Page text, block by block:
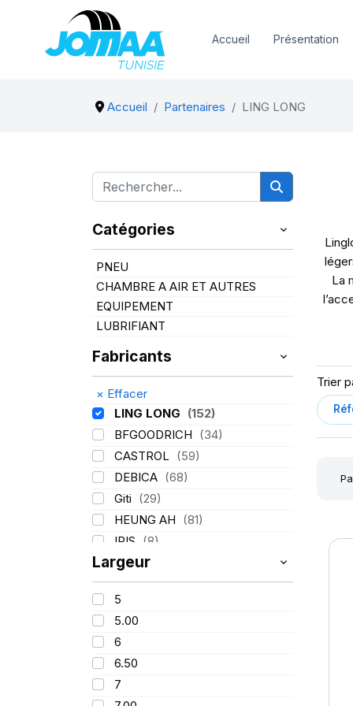
Accueil Présentation
Accueil Partenaires LING LONG
Catégories
PNEU
CHAMBRE A AIR ET AUTRES
EQUIPEMENT
LUBRIFIANT
Fabricants
× Effacer
LING LONG (152)
BFGOODRICH (34)
CASTROL (59)
DEBICA (68)
Giti (29)
HEUNG AH (81)
IRIS (8)
ITALMATIC
KLEBER (116)
LASSA
MICHELIN
MITAS
Mondolfo ferro
PIRELLI
Largeur
5
5.00
6
6.50
7
La
Trier